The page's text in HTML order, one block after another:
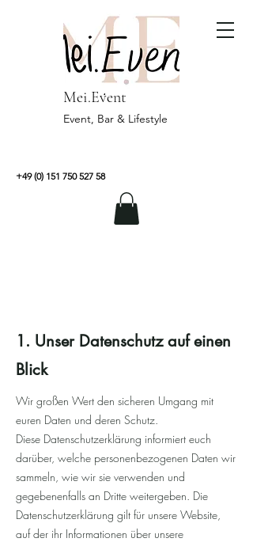
Mei.Event
Event, Bar & Lifestyle
+49 (0) 151 750 527 58
1. Unser Datenschutz auf einen
Blick
Wir großen Wert den sicheren Umgang mit
euren Daten und deren Schutz.
Diese Datenschutzerklärung informiert euch
darüber, welche personenbezogenen Daten wir
sammeln, wie wir sie verwenden und
gegebenenfalls an Dritte weitergeben. Die
Datenschutzerklärung gilt für unsere Website,
auf der ihr Informationen über unsere